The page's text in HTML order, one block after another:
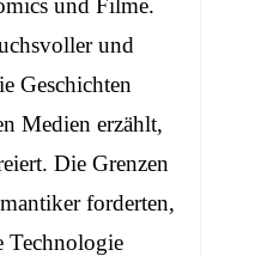
und Filme.
und
Geschichten
Medien erzählt,
Die Grenzen
forderten,
Technologie